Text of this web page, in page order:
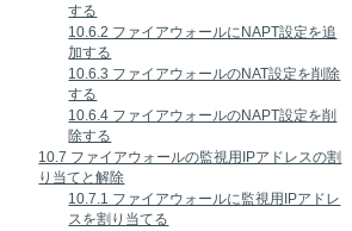
する
10.6.2 ファイアウォールにNAPT設定を追
加する
10.6.3 ファイアウォールのNAT設定を削除
する
10.6.4 ファイアウォールのNAPT設定を削
除する
10.7 ファイアウォールの監視用IPアドレスの割
り当てと解除
10.7.1 ファイアウォールに監視用IPアドレ
スを割り当てる